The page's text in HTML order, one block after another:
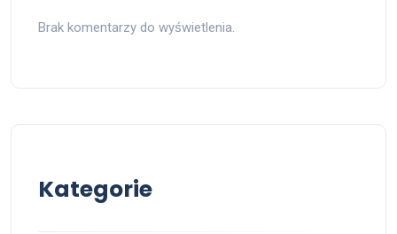
Brak komentarzy do wyświetlenia.
Kategorie